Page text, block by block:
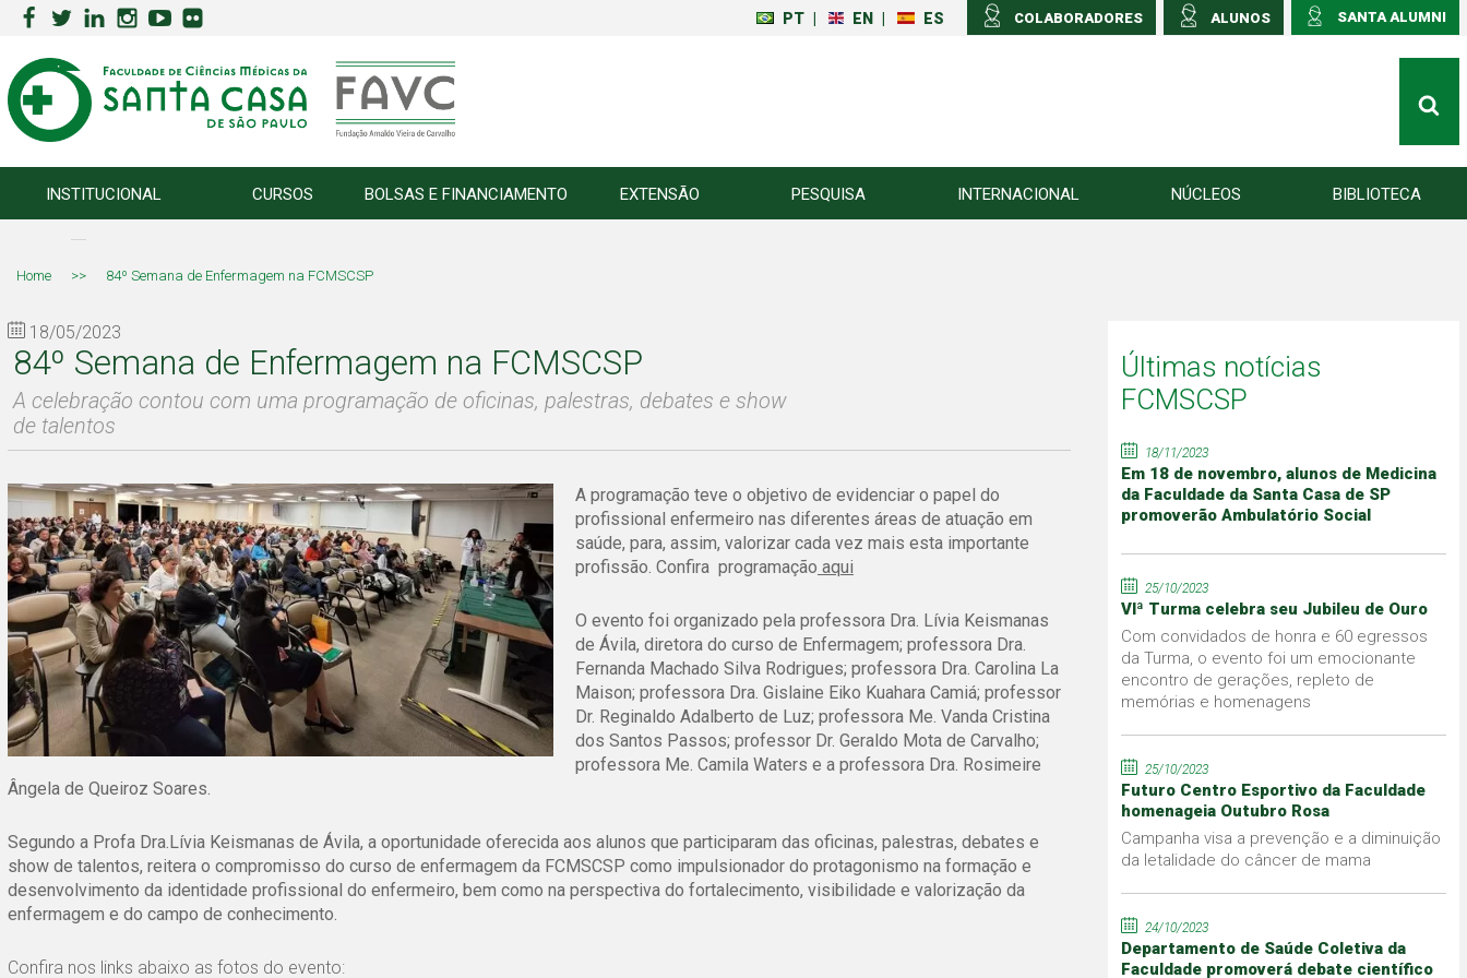
SANTA ALUMNI
ALUNOS
COLABORADORES
PT EN ES
INSTITUCIONAL CURSOS BOLSAS E FINANCIAMENTO EXTENSÃO PESQUISA INTERNACIONAL NÚCLEOS BIBLIOTECA
Home >> 84º Semana de Enfermagem na FCMSCSP
18/05/2023
84º Semana de Enfermagem na FCMSCSP
A celebração contou com uma programação de oficinas, palestras, debates e show
de talentos
A programação teve o objetivo de evidenciar o papel do
profissional enfermeiro nas diferentes áreas de atuação em
saúde, para, assim, valorizar cada vez mais esta importante
profissão. Confira programação aqui
O evento foi organizado pela professora Dra. Lívia Keismanas
de Ávila, diretora do curso de Enfermagem; professora Dra.
Fernanda Machado Silva Rodrigues; professora Dra. Carolina La
Maison; professora Dra. Gislaine Eiko Kuahara Camiá; professor
Dr. Reginaldo Adalberto de Luz; professora Me. Vanda Cristina
dos Santos Passos; professor Dr. Geraldo Mota de Carvalho;
professora Me. Camila Waters e a professora Dra. Rosimeire
Ângela de Queiroz Soares.
Segundo a Profa Dra.Lívia Keismanas de Ávila, a oportunidade oferecida aos alunos que participaram das oficinas, palestras, debates e
show de talentos, reitera o compromisso do curso de enfermagem da FCMSCSP como impulsionador do protagonismo na formação e
desenvolvimento da identidade profissional do enfermeiro, bem como na perspectiva do fortalecimento, visibilidade e valorização da
enfermagem e do campo de conhecimento.
Confira nos links abaixo as fotos do evento:
Últimas notícias
FCMSCSP
18/11/2023
Em 18 de novembro, alunos de Medicina
da Faculdade da Santa Casa de SP
promoverão Ambulatório Social
25/10/2023
VIª Turma celebra seu Jubileu de Ouro
Com convidados de honra e 60 egressos
da Turma, o evento foi um emocionante
encontro de gerações, repleto de
memórias e homenagens
25/10/2023
Futuro Centro Esportivo da Faculdade
homenageia Outubro Rosa
Campanha visa a prevenção e a diminuição
da letalidade do câncer de mama
24/10/2023
Departamento de Saúde Coletiva da
Faculdade promoverá debate científico